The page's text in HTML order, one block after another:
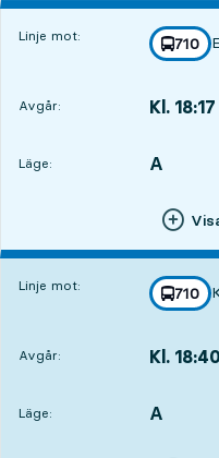
Linje mot: linje
710
mot
,
Avgår: Kl. 18:17
Läge:
LÄGE, A
,
Linje mot: linje
710
mot
,
Avgår: Kl. 18:40
Läge:
LÄGE, A
,